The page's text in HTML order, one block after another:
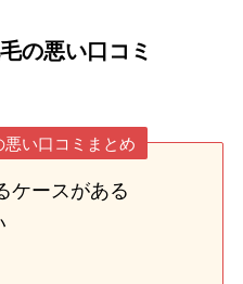
の悪い口コミ
い口コミまとめ
ケースがある